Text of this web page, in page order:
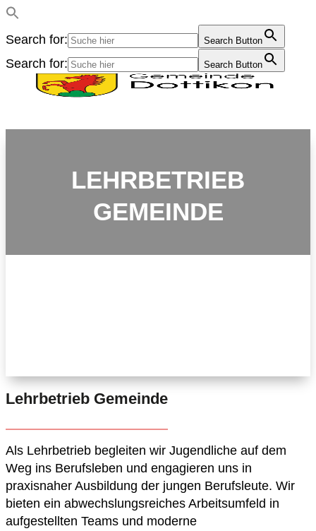
Search for: Search Button
Search for: Search Button
LEHRBETRIEB
GEMEINDE
Lehrbetrieb Gemeinde
Als Lehrbetrieb begleiten wir Jugendliche auf dem
Weg ins Berufsleben und engagieren uns in
praxisnaher Ausbildung der jungen Berufsleute. Wir
bieten ein abwechslungsreiches Arbeitsumfeld in
aufgestellten Teams und moderne